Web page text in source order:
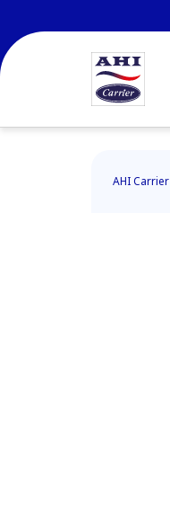
AHI Carrier